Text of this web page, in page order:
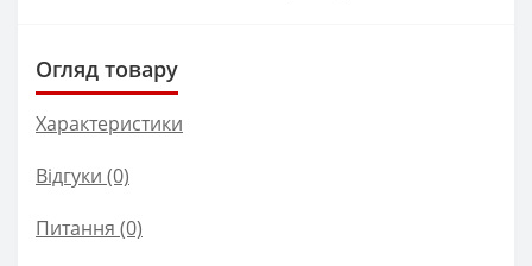
Огляд товару
Характеристики
Відгуки (0)
Питання (0)